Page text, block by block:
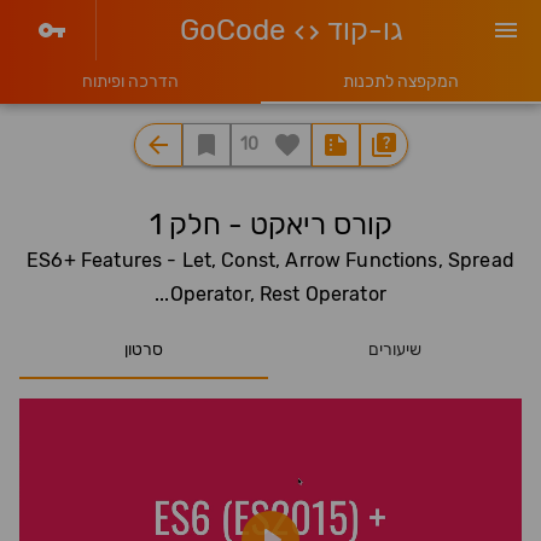
גו-קוד GoCode
המקפצה לתכנות הדרכה ופיתוח
10
קורס ריאקט - חלק 1
ES6+ Features - Let, Const, Arrow Functions, Spread
Operator, Rest Operator...
שיעורים סרטון